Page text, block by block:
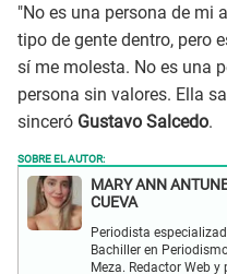
"No es una persona de mi
tipo de gente dentro, pero
sí me molesta. No es una
persona sin valores. Ella
sinceró Gustavo Salcedo.
SOBRE EL AUTOR:
MARY ANN
CUEVA
Periodista
Bachiller en
Meza. Redactor Web